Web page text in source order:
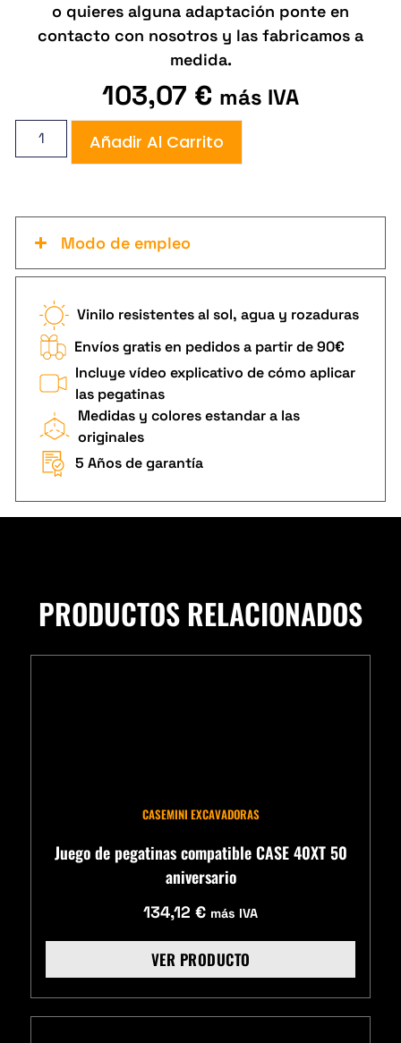
o quieres alguna adaptación ponte en
contacto con nosotros y las fabricamos a
medida.
103,07 € más IVA
Añadir Al Carrito
Modo de empleo
Vinilo resistentes al sol, agua y rozaduras
Envíos gratis en pedidos a partir de 90€
Incluye vídeo explicativo de cómo aplicar
las pegatinas
Medidas y colores estandar a las
originales
5 Años de garantía
PRODUCTOS RELACIONADOS
CASEMINI EXCAVADORAS
Juego de pegatinas compatible CASE 40XT 50
aniversario
134,12 € más IVA
VER PRODUCTO